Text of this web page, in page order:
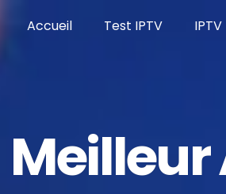
Accueil Test IPTV